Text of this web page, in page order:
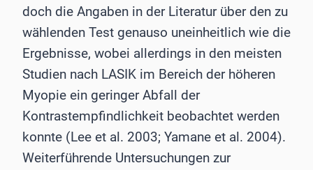
doch die Angaben in der Literatur über den zu
wählenden Test genauso uneinheitlich wie die
Ergebnisse, wobei allerdings in den meisten
Studien nach LASIK im Bereich der höheren
Myopie ein geringer Abfall der
Kontrastempfindlichkeit beobachtet werden
konnte (Lee et al. 2003; Yamane et al. 2004).
Weiterführende Untersuchungen zur